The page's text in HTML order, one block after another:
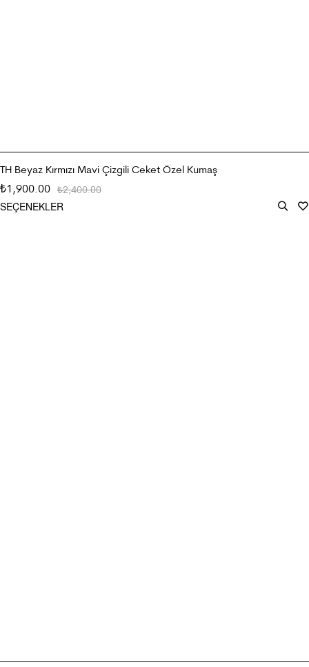
TH Beyaz Kırmızı Mavi Çizgili Ceket Özel Kumaş
₺2,400.00
₺1,900.00
SEÇENEKLER